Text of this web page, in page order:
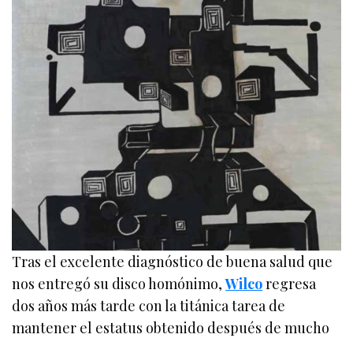
Tras el excelente diagnóstico de buena salud que
nos entregó su disco homónimo,Wilcoregresa
dos años más tarde con la titánica tarea de
mantener el estatus obtenido después de mucho